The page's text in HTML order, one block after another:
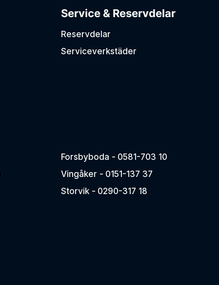
Service & Reservdelar
Reservdelar
Serviceverkstäder
Forsbyboda - 0581-703 10
Vingåker - 0151-137 37
Storvik - 0290-317 18